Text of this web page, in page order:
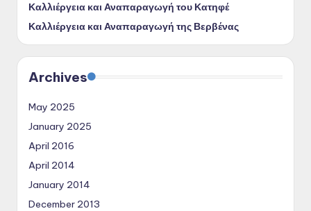
Καλλιέργεια και Αναπαραγωγή του Κατηφέ
Καλλιέργεια και Αναπαραγωγή της Βερβένας
Archives
May 2025
January 2025
April 2016
April 2014
January 2014
December 2013